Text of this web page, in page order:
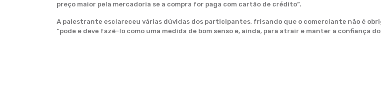
preço maior pela mercadoria se a compra for paga com cartão de crédito”.
A palestrante esclareceu várias dúvidas dos participantes, frisando que o comerciante não é
“pode e deve fazê-lo como uma medida de bom senso e, ainda, para atrair e manter a confiança